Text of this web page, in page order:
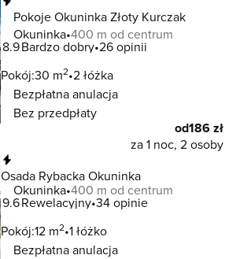
Pokoje Okuninka Złoty Kurczak
Okuninka 400 m od centrum
8.9Bardzo dobry 26 opinii
Pokój:30 m2 2 łóżka
Bezpłatna anulacja
Bez przedpłaty
od186 zł
za 1 noc, 2 osoby
Osada Rybacka Okuninka
Okuninka 400 m od centrum
9.6Rewelacyjny 34 opinie
Pokój:12 m2 1 łóżko
Bezpłatna anulacja